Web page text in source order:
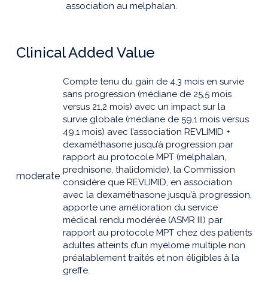
association au melphalan.
Clinical Added Value
moderate
Compte tenu du gain de 4,3 mois en survie
sans progression (médiane de 25,5 mois
versus 21,2 mois) avec un impact sur la
survie globale (médiane de 59,1 mois versus
49,1 mois) avec l’association REVLIMID +
dexaméthasone jusqu’à progression par
rapport au protocole MPT (melphalan,
prednisone, thalidomide), la Commission
considère que REVLIMID, en association
avec la dexaméthasone jusqu’à progression,
apporte une amélioration du service
médical rendu modérée (ASMR III) par
rapport au protocole MPT chez des patients
adultes atteints d’un myélome multiple non
préalablement traités et non éligibles à la
greffe.